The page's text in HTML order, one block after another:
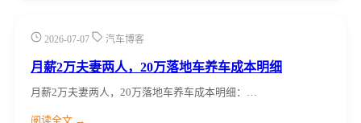
2026-07-07 汽车博客
月薪2万夫妻两人，20万落地车养车成本明细
月薪2万夫妻两人，20万落地车养车成本明细：…
阅读全文 →